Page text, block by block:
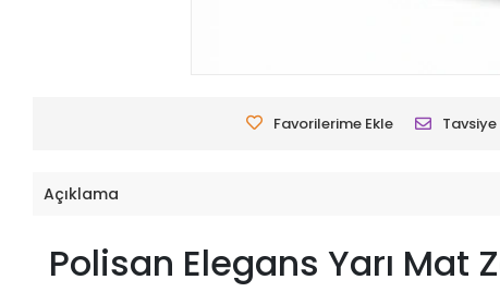
Favorilerime Ekle Tavsiye
Açıklama
Polisan Elegans Yarı Mat